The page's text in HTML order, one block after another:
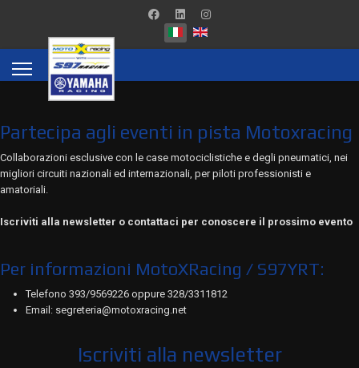
Partecipa agli eventi in pista Motoxracing
Collaborazioni esclusive con le case motociclistiche e degli pneumatici, nei
migliori circuiti nazionali ed internazionali, per piloti professionisti e
amatoriali.
Iscriviti alla newsletter o contattaci per conoscere il prossimo evento
Per informazioni MotoXRacing / S97YRT:
Telefono 393/9569226 oppure 328/3311812
Email: segreteria@motoxracing.net
Iscriviti alla newsletter